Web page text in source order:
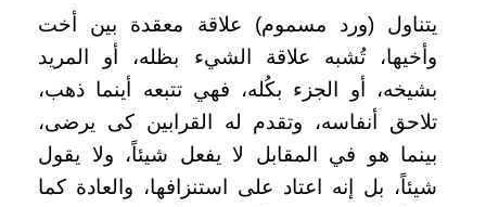
يتناول (ورد مسموم) علاقة معقدة بين أخت
وأخيها، تُشبه علاقة الشيء بظله، أو المريد
بشيخه، أو الجزء بكُله، فهي تتبعه أينما ذهب،
تلاحق أنفاسه، وتقدم له القرابين كى يرضى،
بينما هو في المقابل لا يفعل شيئاً، ولا يقول
شيئاً، بل إنه اعتاد على استنزافها، والعادة كما